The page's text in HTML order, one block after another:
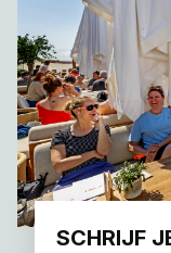
SCHRIJF